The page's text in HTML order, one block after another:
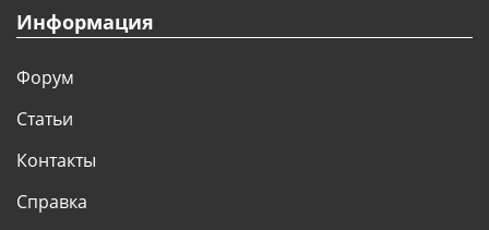
Информация
Форум
Статьи
Контакты
Справка